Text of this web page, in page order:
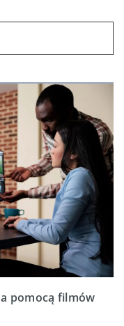
pomocą filmów